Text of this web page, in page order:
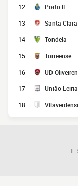
12 Porto II
13 Santa Clara
14 Tondela
15 Torreense
16 UD
17 União Leiria
18
IL